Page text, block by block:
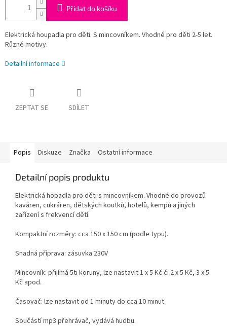
Přidat do košíku
Elektrická houpadla pro děti. S mincovníkem. Vhodné pro děti 2-5 let.
Různé motivy.
Detailní informace
ZEPTAT SE SDÍLET
Popis Diskuze Značka Ostatní informace
Detailní popis produktu
Elektrická hopadla pro děti s mincovníkem. Vhodné do provozů
kaváren, cukráren, dětských koutků, hotelů, kempů a jiných
zařízení s frekvencí dětí.
Kompaktní rozměry: cca 150 x 150 cm (podle typu).
Snadná příprava: zásuvka 230V
Mincovník: přijímá 5ti koruny, lze nastavit 1 x 5 Kč či 2 x 5 Kč, 3 x 5
Kč apod.
Časovač: lze nastavit od 1 minuty do cca 10 minut.
Součástí mp3 přehrávač, vydává hudbu.